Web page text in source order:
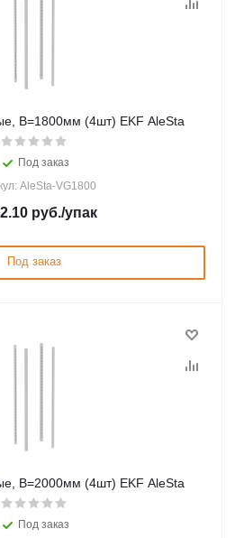
В=1800мм (4шт) EKF AleSta
Под заказ
AleSta-VG1800
руб./упак
Под заказ
В=2000мм (4шт) EKF AleSta
Под заказ